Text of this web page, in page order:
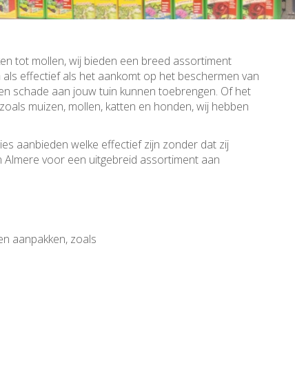
tot mollen, wij bieden een breed assortiment
effectief als het aankomt op het beschermen van
schade aan jouw tuin kunnen toebrengen. Of het
muizen, mollen, katten en honden, wij hebben
aanbieden welke effectief zijn zonder dat zij
voor een uitgebreid assortiment aan
aanpakken, zoals